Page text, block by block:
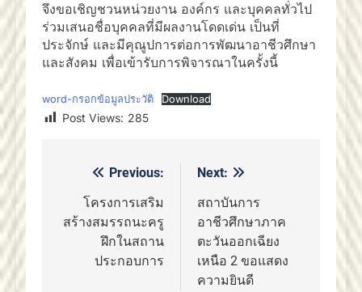
จึงขอเชิญชวนหน่วยงาน องค์กร และบุคคลทั่วไป
ร่วมเสนอชื่อบุคคลที่มีผลงานโดดเด่น เป็นที่
ประจักษ์ และมีคุณูปการต่อการพัฒนาอาชีวศึกษา
และสังคม เพื่อเข้ารับการพิจารณาในครั้งนี้
word-กรอกข้อมูลประวัติ Download
Post Views: 285
แนะแนว
เรื่อง
Previous:
โครงการเสริม
สร้างสมรรถนะครู
ฝึกในสถาน
ประกอบการ
Next:
สถาบันการ
อาชีวศึกษาภาค
ตะวันออกเฉียง
เหนือ 2 ขอแสดง
ความยินดี